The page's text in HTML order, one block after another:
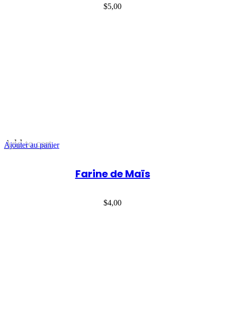
$5,00
Add to cart
Ajouter au panier
Farine de Maïs
$4,00